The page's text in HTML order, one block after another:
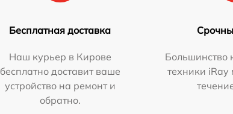
Бесплатная доставка
Наш курьер в Кирове
бесплатно доставит ваше
устройство на ремонт и
обратно.
Большинство
техники iRay